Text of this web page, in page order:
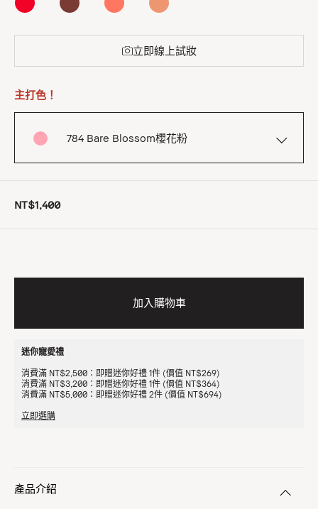
立即線上試妝
主打色！
784 Bare Blossom櫻花粉
NT$1,400
加入購物車
迷你寵愛禮
消費滿 NT$2,500：即贈迷你好禮 1件 (價值 NT$269)
消費滿 NT$3,200：即贈迷你好禮 1件 (價值 NT$364)
消費滿 NT$5,000：即贈迷你好禮 2件 (價值 NT$694)
立即選購
產品介紹